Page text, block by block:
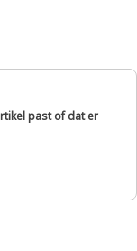
past of dat er